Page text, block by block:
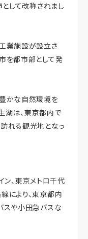
して改称されまし
業施設が設立さ
を都市部として発
かな自然環境を
湖は、東京都内で
れる観光地となっ
、東京メトロ千代
により、東京都内
スや小田急バスな